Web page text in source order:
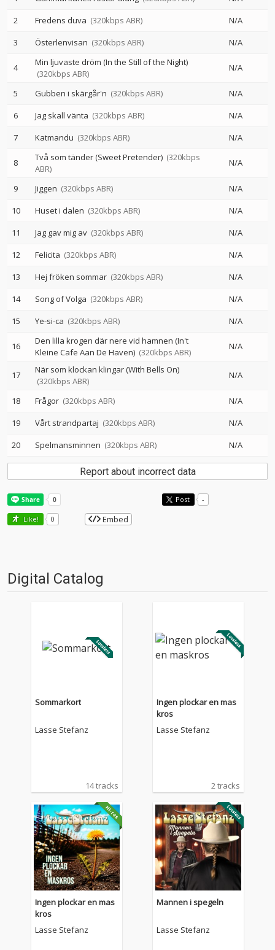
2
Fredens duva (320kbps ABR)
N/A
3
Österlenvisan (320kbps ABR) N/A
4
Min ljuvaste dröm (In the Still of the Night)
(320kbps ABR)
N/A
5 Gubben i skärgår'n (320kbps ABR)
N/A
6
Jag skall vänta (320kbps ABR)
N/A
7
Katmandu (320kbps ABR) N/A
8 Två som tänder (Sweet Pretender) (320kbps
ABR)
N/A
9 Jiggen (320kbps ABR)
N/A
10
Huset i dalen (320kbps ABR)
N/A
11
Jag gav mig av (320kbps ABR)
N/A
12
Felicita (320kbps ABR)
N/A
13
Hej fröken sommar (320kbps ABR)
N/A
14
Song of Volga (320kbps ABR)
N/A
15
Ye-si-ca (320kbps ABR) N/A
16
Den lilla krogen där nere vid hamnen (In't
Kleine Cafe Aan De Haven) (320kbps ABR)
N/A
17
När som klockan klingar (With Bells On)
(320kbps ABR)
N/A
18 Frågor (320kbps ABR)
N/A
19
Vårt strandpartaj (320kbps ABR)
N/A
20
Spelmansminnen (320kbps ABR) N/A
Report about incorrect data
Post -
Like! 0 Embed
Digital Catalog
Sommarkort
Lasse Stefanz
14 tracks
Ingen plockar en mas
kros
Lasse Stefanz
2 tracks
Ingen plockar en mas
kros
Lasse Stefanz
Mannen i spegeln
Lasse Stefanz